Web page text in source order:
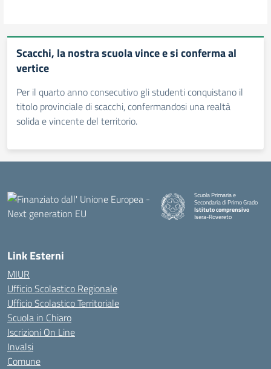
Scacchi, la nostra scuola vince e si conferma al
vertice
Per il quarto anno consecutivo gli studenti conquistano il
titolo provinciale di scacchi, confermandosi una realtà
solida e vincente del territorio.
Scuola Primaria e
Secondaria di Primo Grado
Istituto comprensivo
Isera-Rovereto
Link Esterni
MIUR
Ufficio Scolastico Regionale
Ufficio Scolastico Territoriale
Scuola in Chiaro
Iscrizioni On Line
Invalsi
Comune